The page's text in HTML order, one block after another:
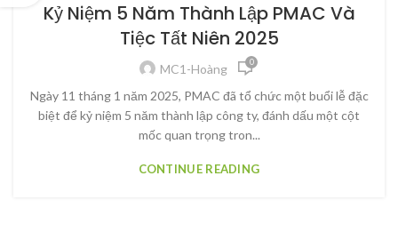
Kỷ Niệm 5 Năm Thành Lập PMAC Và
Tiệc Tất Niên 2025
MC1-Hoàng 0
Ngày 11 tháng 1 năm 2025, PMAC đã tổ chức một buổi lễ đặc
biệt để kỷ niệm 5 năm thành lập công ty, đánh dấu một cột
mốc quan trọng tron...
CONTINUE READING